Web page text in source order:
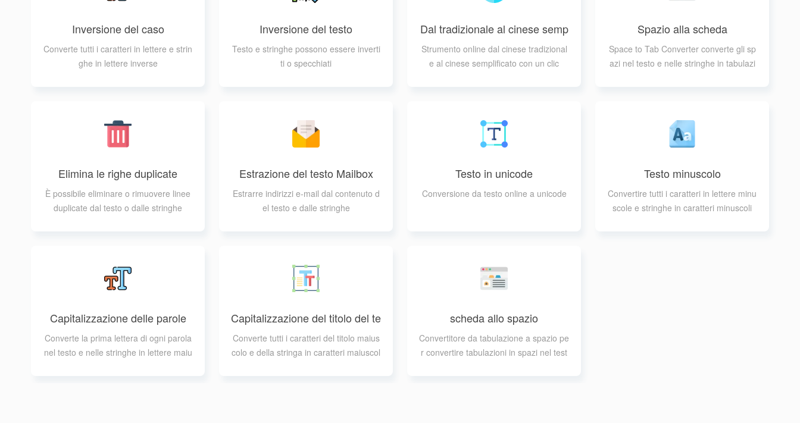
Inversione del caso
Converte tutti i caratteri in lettere e strin
ghe in lettere inverse
Inversione del testo
Testo e stringhe possono essere inverti
ti o specchiati
Dal tradizionale al cinese semp
lificato
Strumento online dal cinese tradizional
e al cinese semplificato con un clic
Spazio alla scheda
Space to Tab Converter converte gli sp
azi nel testo e nelle stringhe in tabulazi
Elimina le righe duplicate
È possibile eliminare o rimuovere linee
duplicate dal testo o dalle stringhe
Estrazione del testo Mailbox
Estrarre indirizzi e-mail dal contenuto d
el testo e dalle stringhe
Testo in unicode
Conversione da testo online a unicode
Testo minuscolo
Convertire tutti i caratteri in lettere minu
scole e stringhe in caratteri minuscoli
Capitalizzazione delle parole
Converte la prima lettera di ogni parola
nel testo e nelle stringhe in lettere maiu
Capitalizzazione del titolo del te
sto
Converte tutti i caratteri del titolo maius
colo e della stringa in caratteri maiuscol
scheda allo spazio
Convertitore da tabulazione a spazio pe
r convertire tabulazioni in spazi nel test